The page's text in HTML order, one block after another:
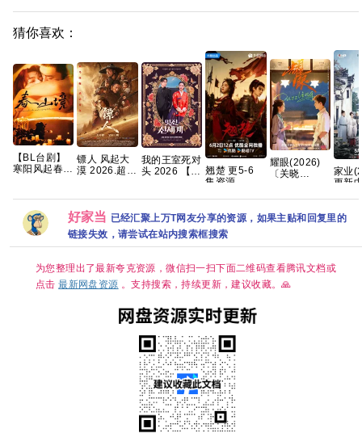
猜你喜欢：
【BL台剧】
寒阳风起春山
刘竞屿 熊艺
文 国语中字
已更最新 夸
镖人 风起大
漠 2026.超清
我的王室死对
头 2026 【首
俊】【韩剧中
字】
翘楚 更5-6
集资源
耀眼(2026)
〔关晓
彤〕/4k+1080P
超清画质|简
百度网盘资源
家业
更新
好家当 已经汇聚上万T网友分享的资源，如果主贴和回复里的
链接失效，请尝试在站内搜索框搜索
为您整理出了最新夸克资源，微信扫一扫下面二维码查看腾讯文档或
点击最新网盘资源 。支持搜索，持续更新，建议收藏。🙏